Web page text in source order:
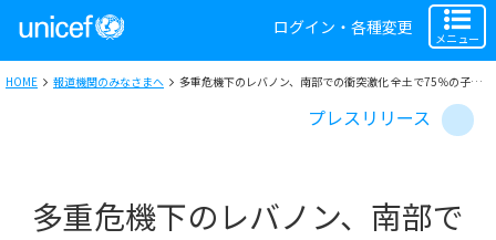
ログイン・各種変更
メニュー
HOME 報道機関のみなさまへ 多重危機下のレバノン、南部での衝突激化 全土で75％の子どもが貧困のリスク
プレスリリース
多重危機下のレバノン、南部で